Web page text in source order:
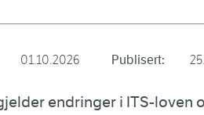
01.10.2026 Publisert:
endringer i ITS-loven